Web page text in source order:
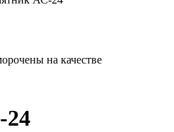
на качестве